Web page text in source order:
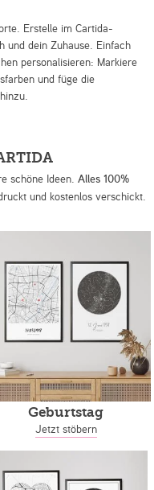
Erstelle im Cartida-
und dein Zuhause. Einfach
personalisieren: Markiere
und füge die
schöne Ideen. Alles 100%
und kostenlos verschickt.
Geburtstag
Jetzt stöbern